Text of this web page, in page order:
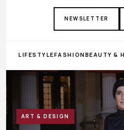
NEWSLETTER
LIFESTYLEFASHIONBEAUTY &
ART & DESIGN